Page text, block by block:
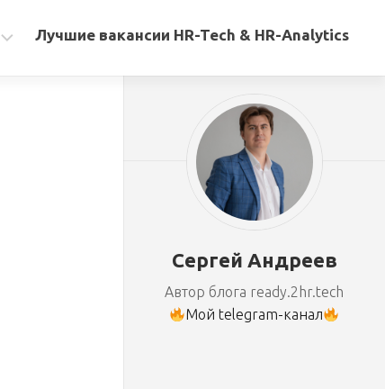
Лучшие вакансии HR-Tech & HR-Analytics
Сергей Андреев
Автор блога ready.2hr.tech
Мой telegram-канал